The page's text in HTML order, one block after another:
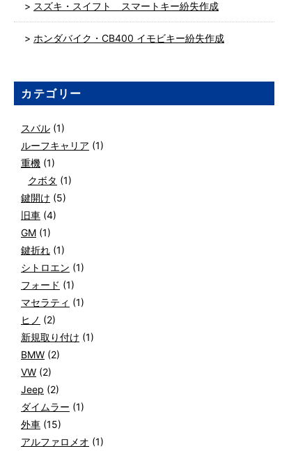
スズキ・スイフト スマートキー紛失作成
ホンダバイク・CB400 イモビキー紛失作成
カテゴリー
スバル (1)
ルーフキャリア (1)
重機 (1)
クボタ (1)
鍵開け (5)
旧車 (4)
GM (1)
鍵折れ (1)
シトロエン (1)
フォード (1)
マセラティ (1)
ヒノ (2)
新規取り付け (1)
BMW (2)
VW (2)
Jeep (2)
ダイムラー (1)
外車 (15)
アルファロメオ (1)